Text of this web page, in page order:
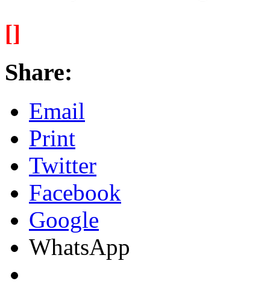
[]
Share:
Email
Print
Twitter
Facebook
Google
WhatsApp